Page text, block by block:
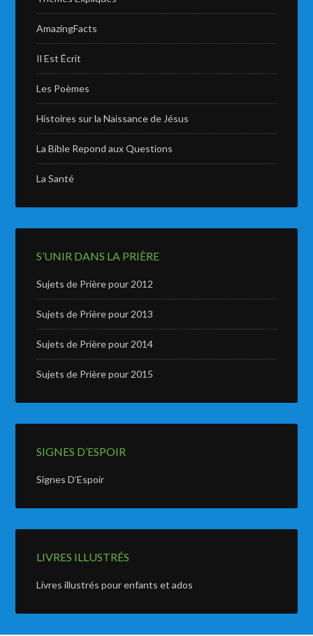
AmazingFacts
Il Est Écrit
Les Poèmes
Histoires sur la Naissance de Jésus
La Bible Repond aux Questions
La Santé
S’UNIR DANS LA PRIÈRE
Sujets de Prière pour 2012
Sujets de Prière pour 2013
Sujets de Prière pour 2014
Sujets de Prière pour 2015
SIGNES D’ESPOIR
Signes D’Espoir
LIVRES ILLUSTRÉS
Livres illustrés pour enfants et ados